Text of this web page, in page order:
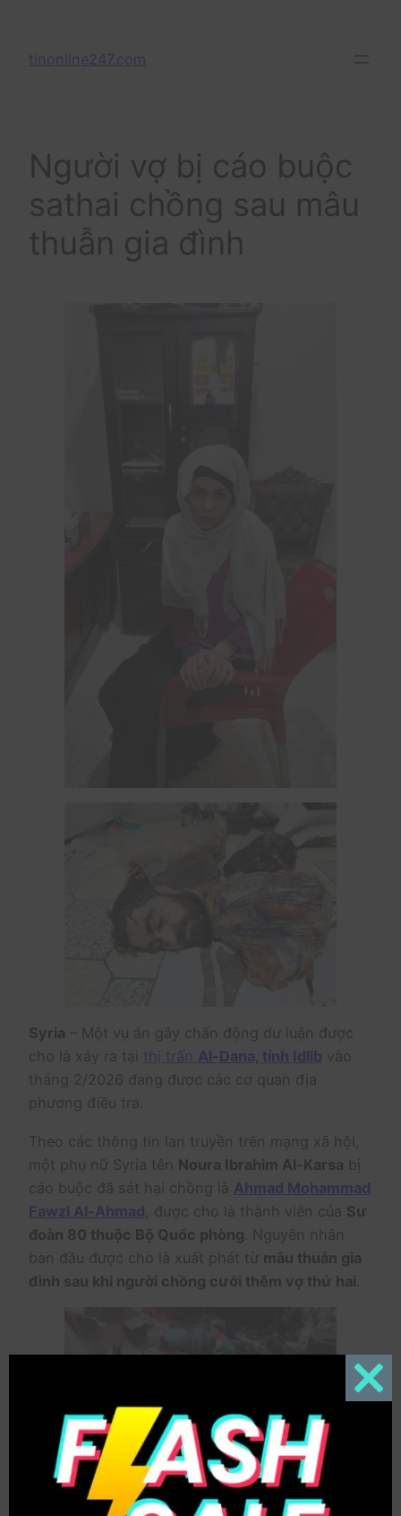
content
tinonline247.com
Người vợ bị cáo buộc
sathai chồng sau mâu
thuẫn gia đình
Syria – Một vụ án gây chấn động dư luận được
cho là xảy ra tại thị trấn Al-Dana, tỉnh Idlib vào
tháng 2/2026 đang được các cơ quan địa
phương điều tra.
Theo các thông tin lan truyền trên mạng xã hội,
một phụ nữ Syria tên Noura Ibrahim Al-Karsa bị
cáo buộc đã sát hại chồng là Ahmad Mohammad
Fawzi Al-Ahmad , được cho là thành viên của Sư
đoàn 80 thuộc Bộ Quốc phòng . Nguyên nhân
ban đầu được cho là xuất phát từ mâu thuẫn gia
đình sau khi người chồng cưới thêm vợ thứ hai